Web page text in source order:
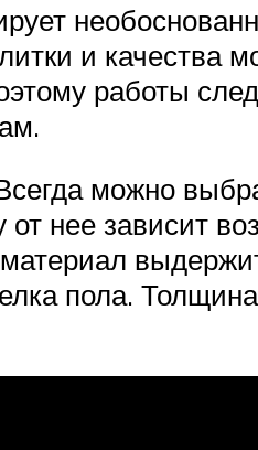
и качества
работы
можно
нее зависит
пола.